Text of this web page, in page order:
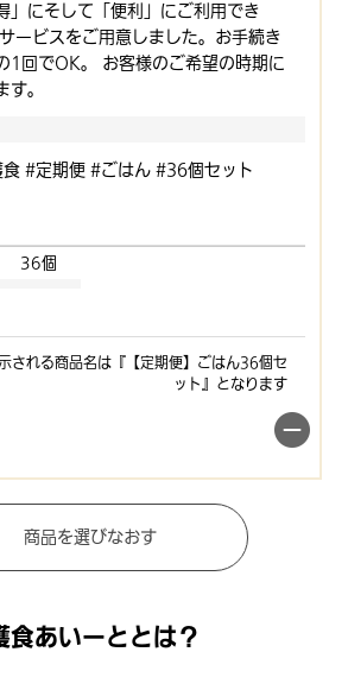
」にそして「便利」にご利用でき
ービスをご用意しました。お手続き
1回でOK。 お客様のご希望の時期に
す。
#定期便 #ごはん #36個セット
36個
される商品名は『【定期便】ごはん36個セ
ット』となります
商品を選びなおす
食あいーととは？